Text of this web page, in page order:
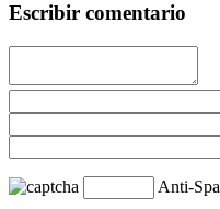
Escribir comentario
Anti-